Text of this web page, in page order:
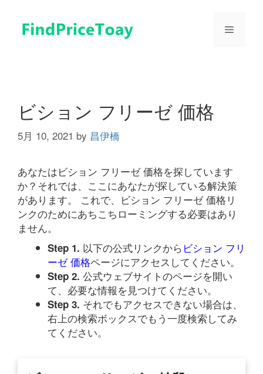
メ
ビション フリーゼ 価格
5月 10, 2021 by 昌伊橋
あなたはビション フリーゼ 価格を探しています
か？それでは、ここにあなたが探している解決策
があります。 これで、ビション フリーゼ 価格リ
ンクのためにあちこちローミングする必要はあり
ません。
Step 1. 以下の公式リンクから ビション フリ
ーゼ 価格ページにアクセスしてください。
Step 2. 公式ウェブサイトのページを開い
て、必要な情報を見つけてください。
Step 3. それでもアクセスできない場合は、
右上の検索ボックスでもう一度検索してみ
てください。